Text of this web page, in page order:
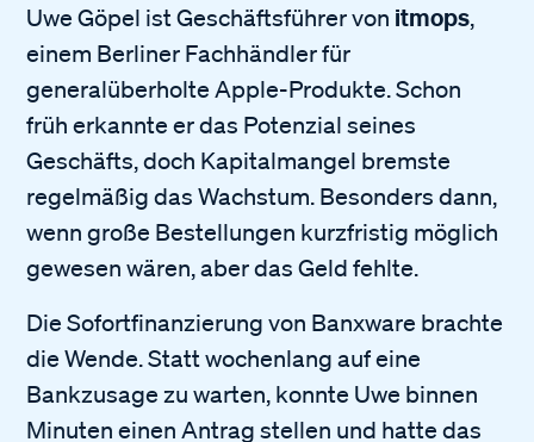
Uwe Göpel ist Geschäftsführer von itmops,
einem Berliner Fachhändler für
generalüberholte Apple-Produkte. Schon
früh erkannte er das Potenzial seines
Geschäfts, doch Kapitalmangel bremste
regelmäßig das Wachstum. Besonders dann,
wenn große Bestellungen kurzfristig möglich
gewesen wären, aber das Geld fehlte.
Die Sofortfinanzierung von Banxware brachte
die Wende. Statt wochenlang auf eine
Bankzusage zu warten, konnte Uwe binnen
Minuten einen Antrag stellen und hatte das